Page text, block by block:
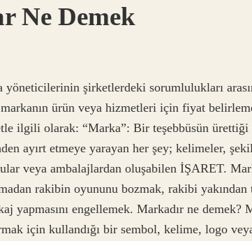
Ne Demek
yöneticilerinin şirketlerdeki sorumlulukları
markanın ürün veya hizmetleri için fiyat
ilgili olarak: “Marka”: Bir teşebbüsün ürettiği
ayırt etmeye yarayan her şey; kelimeler,
veya ambalajlardan oluşabilen İŞARET.
rakibin oyununu bozmak, rakibi
yapmasını engellemek. Markadır ne
için kullandığı bir sembol, kelime, logo